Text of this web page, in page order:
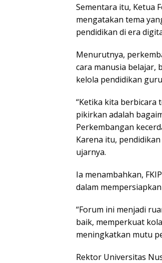
Sementara itu, Ketua
mengatakan tema
pendidikan di era
Menurutnya,
cara manusia belajar,
kelola pendidikan
“Ketika kita berbicara
pikirkan adalah
Perkembangan
Karena itu,
ujarnya.
Ia menambahkan,
dalam
“Forum ini menjadi
baik, memperkuat
meningkatkan mutu
Rektor Universitas